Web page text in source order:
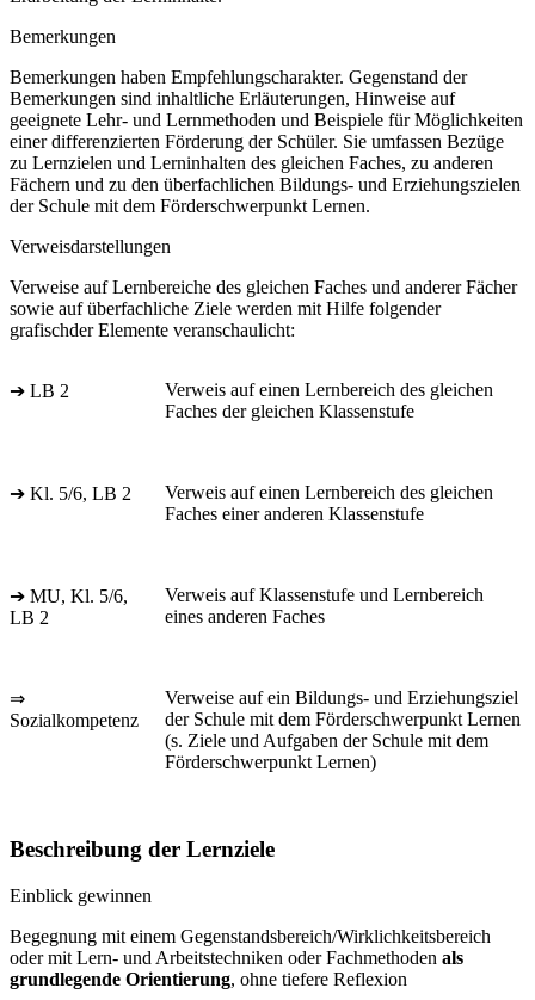
Bemerkungen
Bemerkungen haben Empfehlungscharakter. Gegenstand der
Bemerkungen sind inhaltliche Erläuterungen, Hinweise auf
geeignete Lehr- und Lernmethoden und Beispiele für Möglichkeiten
einer differenzierten Förderung der Schüler. Sie umfassen Bezüge
zu Lernzielen und Lerninhalten des gleichen Faches, zu anderen
Fächern und zu den überfachlichen Bildungs- und Erziehungszielen
der Schule mit dem Förderschwerpunkt Lernen.
Verweisdarstellungen
Verweise auf Lernbereiche des gleichen Faches und anderer Fächer
sowie auf überfachliche Ziele werden mit Hilfe folgender
grafischder Elemente veranschaulicht:
➔ LB 2
Verweis auf einen Lernbereich des gleichen
Faches der gleichen Klassenstufe
➔ Kl. 5/6, LB 2
Verweis auf einen Lernbereich des gleichen
Faches einer anderen Klassenstufe
➔ MU, Kl. 5/6,
LB 2
Verweis auf Klassenstufe und Lernbereich
eines anderen Faches
⇒
Sozialkompetenz
Verweise auf ein Bildungs- und Erziehungsziel
der Schule mit dem Förderschwerpunkt Lernen
(s. Ziele und Aufgaben der Schule mit dem
Förderschwerpunkt Lernen)
Beschreibung der Lernziele
Einblick gewinnen
Begegnung mit einem Gegenstandsbereich/Wirklichkeitsbereich
oder mit Lern- und Arbeitstechniken oder Fachmethoden als
grundlegende Orientierung, ohne tiefere Reflexion